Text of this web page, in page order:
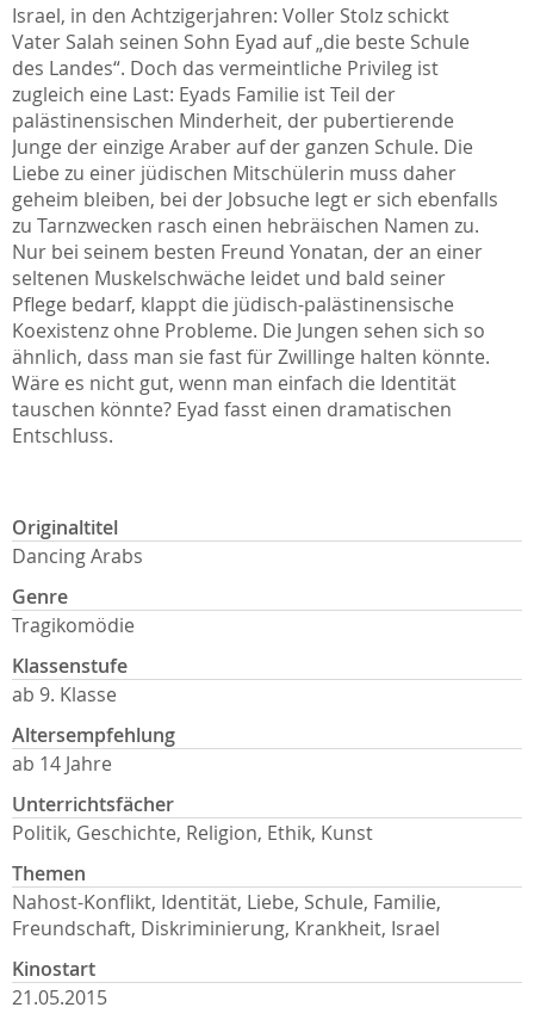
Israel, in den Achtzigerjahren: Voller Stolz schickt
Vater Salah seinen Sohn Eyad auf „die beste Schule
des Landes“. Doch das vermeintliche Privileg ist
zugleich eine Last: Eyads Familie ist Teil der
palästinensischen Minderheit, der pubertierende
Junge der einzige Araber auf der ganzen Schule. Die
Liebe zu einer jüdischen Mitschülerin muss daher
geheim bleiben, bei der Jobsuche legt er sich ebenfalls
zu Tarnzwecken rasch einen hebräischen Namen zu.
Nur bei seinem besten Freund Yonatan, der an einer
seltenen Muskelschwäche leidet und bald seiner
Pflege bedarf, klappt die jüdisch-palästinensische
Koexistenz ohne Probleme. Die Jungen sehen sich so
ähnlich, dass man sie fast für Zwillinge halten könnte.
Wäre es nicht gut, wenn man einfach die Identität
tauschen könnte? Eyad fasst einen dramatischen
Entschluss.
Originaltitel
Dancing Arabs
Genre
Tragikomödie
Klassenstufe
ab 9. Klasse
Altersempfehlung
ab 14 Jahre
Unterrichtsfächer
Politik, Geschichte, Religion, Ethik, Kunst
Themen
Nahost-Konflikt, Identität, Liebe, Schule, Familie,
Freundschaft, Diskriminierung, Krankheit, Israel
Kinostart
21.05.2015